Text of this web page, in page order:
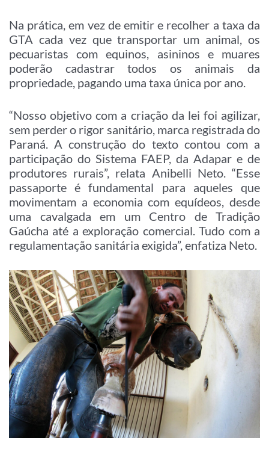
Na prática, em vez de emitir e recolher a taxa da
GTA cada vez que transportar um animal, os
pecuaristas com equinos, asininos e muares
poderão cadastrar todos os animais da
propriedade, pagando uma taxa única por ano.
“Nosso objetivo com a criação da lei foi agilizar,
sem perder o rigor sanitário, marca registrada do
Paraná. A construção do texto contou com a
participação do Sistema FAEP, da Adapar e de
produtores rurais”, relata Anibelli Neto. “Esse
passaporte é fundamental para aqueles que
movimentam a economia com equídeos, desde
uma cavalgada em um Centro de Tradição
Gaúcha até a exploração comercial. Tudo com a
regulamentação sanitária exigida”, enfatiza Neto.